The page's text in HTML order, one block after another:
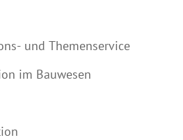
und Themenservice
im Bauwesen